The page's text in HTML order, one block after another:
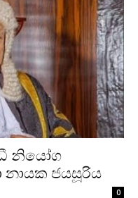
නියෝග
නායක ජයසූරිය
0